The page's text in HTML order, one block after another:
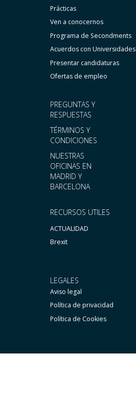
RECURSOS UTILES
ACTUALIDAD
Brexit
PREGUNTAS Y
RESPUESTAS
TÉRMINOS Y
CONDICIONES
NUESTRAS
OFICINAS EN
MADRID Y
BARCELONA
Prácticas
Ven a conocernos
Programa de Secondments
Acuerdos con Universidades
Presentar candidaturas
Ofertas de empleo
LEGALES
Aviso legal
Política de privacidad
Política de Cookies